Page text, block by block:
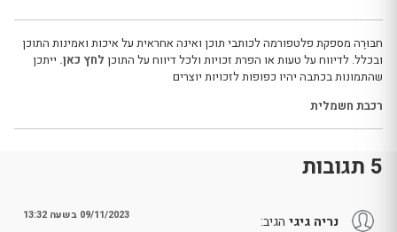
חבּוּרֶה מספקת פלטפורמה לכותבי תוכן ואינה אחראית על איכות ואמינות התוכן
ובכלל. לדיווח על טעות או הפרת זכויות ולכל דיווח על התוכן לחץ כאן. ייתכן
שהתמונות בכתבה יהיו כפופות לזכויות יוצרים
רכבת חשמלית
5 תגובות
נריה גיגי הגיב: 09/11/2023 בשעה 13:32